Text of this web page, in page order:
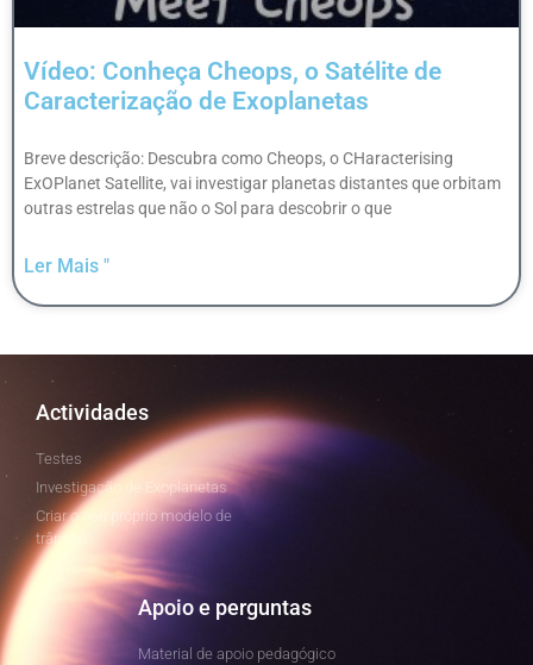
Vídeo: Conheça Cheops, o Satélite de
Caracterização de Exoplanetas
Breve descrição: Descubra como Cheops, o CHaracterising
ExOPlanet Satellite, vai investigar planetas distantes que orbitam
outras estrelas que não o Sol para descobrir o que
Ler Mais "
Actividades
Testes
Investigação de Exoplanetas
Criar o seu próprio modelo de
trânsito
Apoio e perguntas
Material de apoio pedagógico